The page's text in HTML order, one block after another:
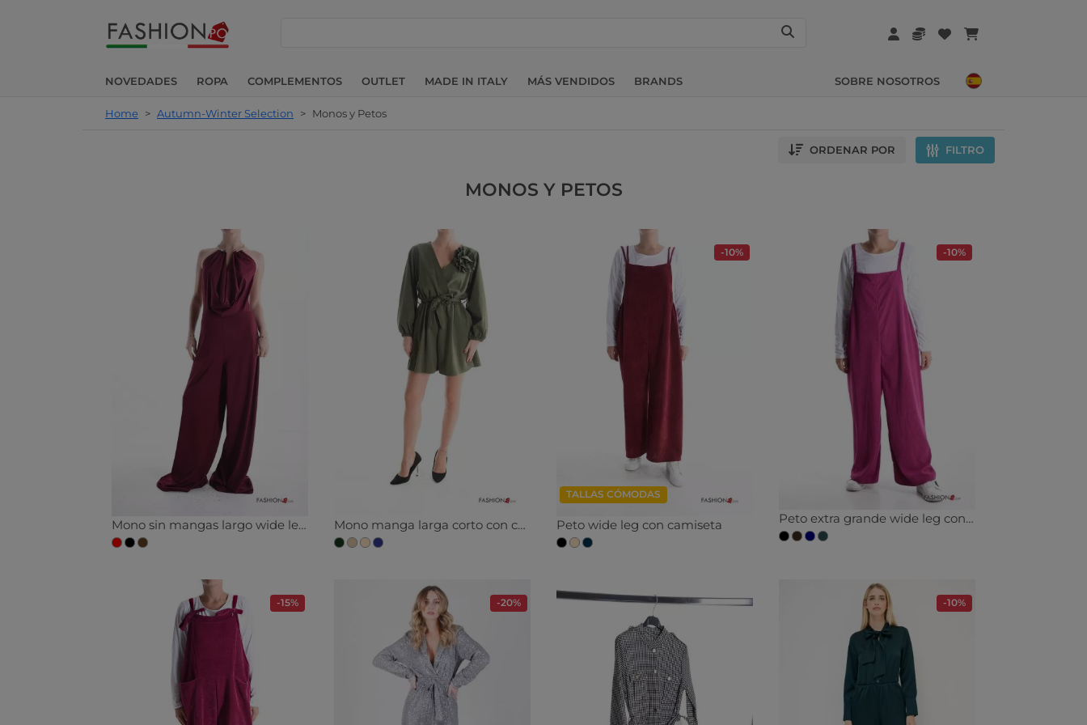
NOVEDADES ROPA COMPLEMENTOS OUTLET MADE IN ITALY MÁS VENDIDOS BRANDS SOBRE NOSOTROS
Home > Autumn-Winter Selection > Monos y Petos
ORDENAR POR FILTRO
MONOS Y PETOS
Mono sin mangas largo wide leg espalda descubierta Mono manga larga corto con cuello en v con bolsillos con cinturón de tela
-10%
TALLAS CÓMODAS
Peto wide leg con camiseta
-10%
Peto extra grande wide leg con camiseta
-15% -20% -10%